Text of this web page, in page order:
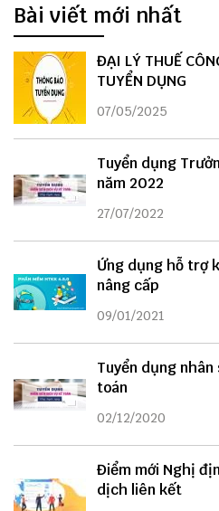
Bài viết mới nhất
ĐẠI LÝ THUẾ
TUYỂN DỤNG
07/05/2025
Tuyển dụng
năm 2022
27/07/2022
Ứng dụng hỗ trợ
nâng cấp
09/01/2021
Tuyển dụng
toán
02/12/2020
Điểm mới Nghị
dịch liên kết